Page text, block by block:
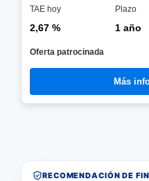
TAE hoy Plazo
2,67 % 1 año
Oferta patrocinada
Más
RECOMENDACIÓN DE